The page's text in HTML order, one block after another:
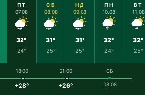
ПТ
07.08
32°
24°
СБ
08.08
31°
25°
НД
09.08
31°
25°
ПН
10.08
32°
24°
ВТ
11.08
32°
25°
18:00
+28°
21:00
+26°
СБ
08.08